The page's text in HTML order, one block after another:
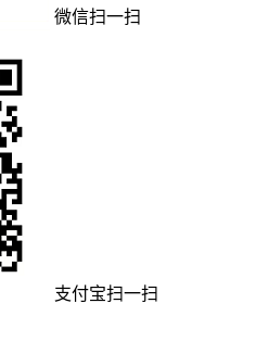
微信扫一扫
支付宝扫一扫